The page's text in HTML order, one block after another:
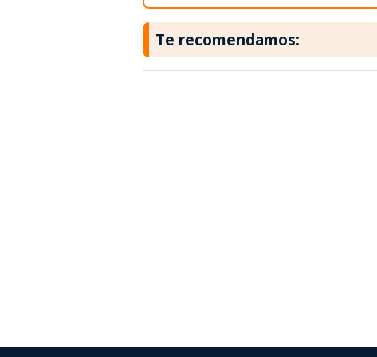
Te recomendamos: